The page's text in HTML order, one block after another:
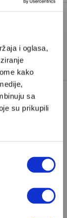
i oglasa,
kako
sa
su prikupili